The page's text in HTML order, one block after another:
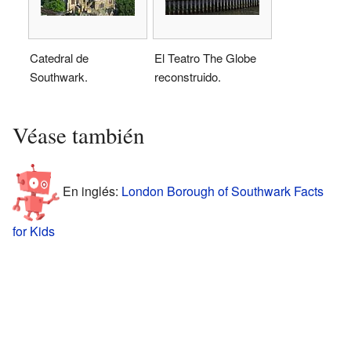
Catedral de
Southwark.
El Teatro The Globe
reconstruido.
Véase también
En inglés: London Borough of Southwark Facts
for Kids